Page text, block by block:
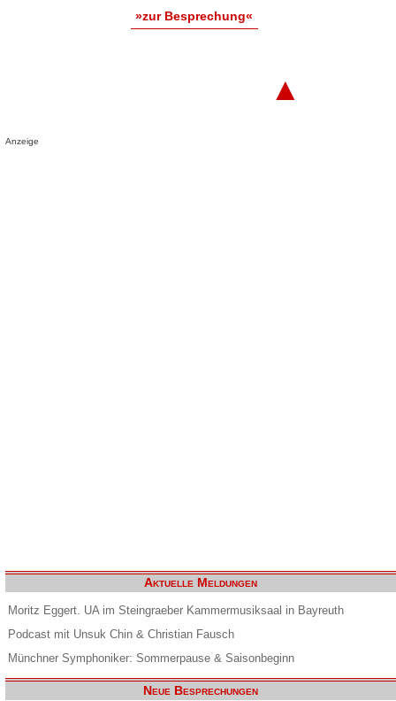
»zur Besprechung«
▲
Anzeige
Aktuelle Meldungen
Moritz Eggert. UA im Steingraeber Kammermusiksaal in Bayreuth
Podcast mit Unsuk Chin & Christian Fausch
Münchner Symphoniker: Sommerpause & Saisonbeginn
Neue Besprechungen